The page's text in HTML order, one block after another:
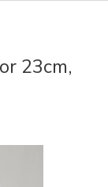
23cm,